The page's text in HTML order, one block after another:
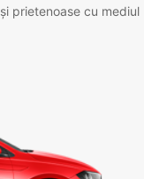
prietenoase cu mediul